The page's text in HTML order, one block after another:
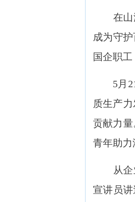
在山海
成为守
国企职
5月21
质生产
贡献力
青年助力
从企业
宣讲员